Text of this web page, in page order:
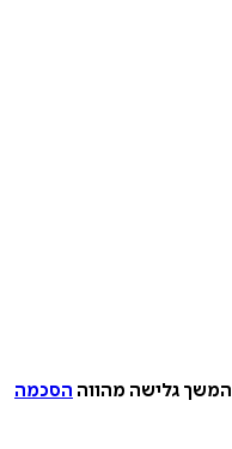
המשך גלישה מהווה הסכמה